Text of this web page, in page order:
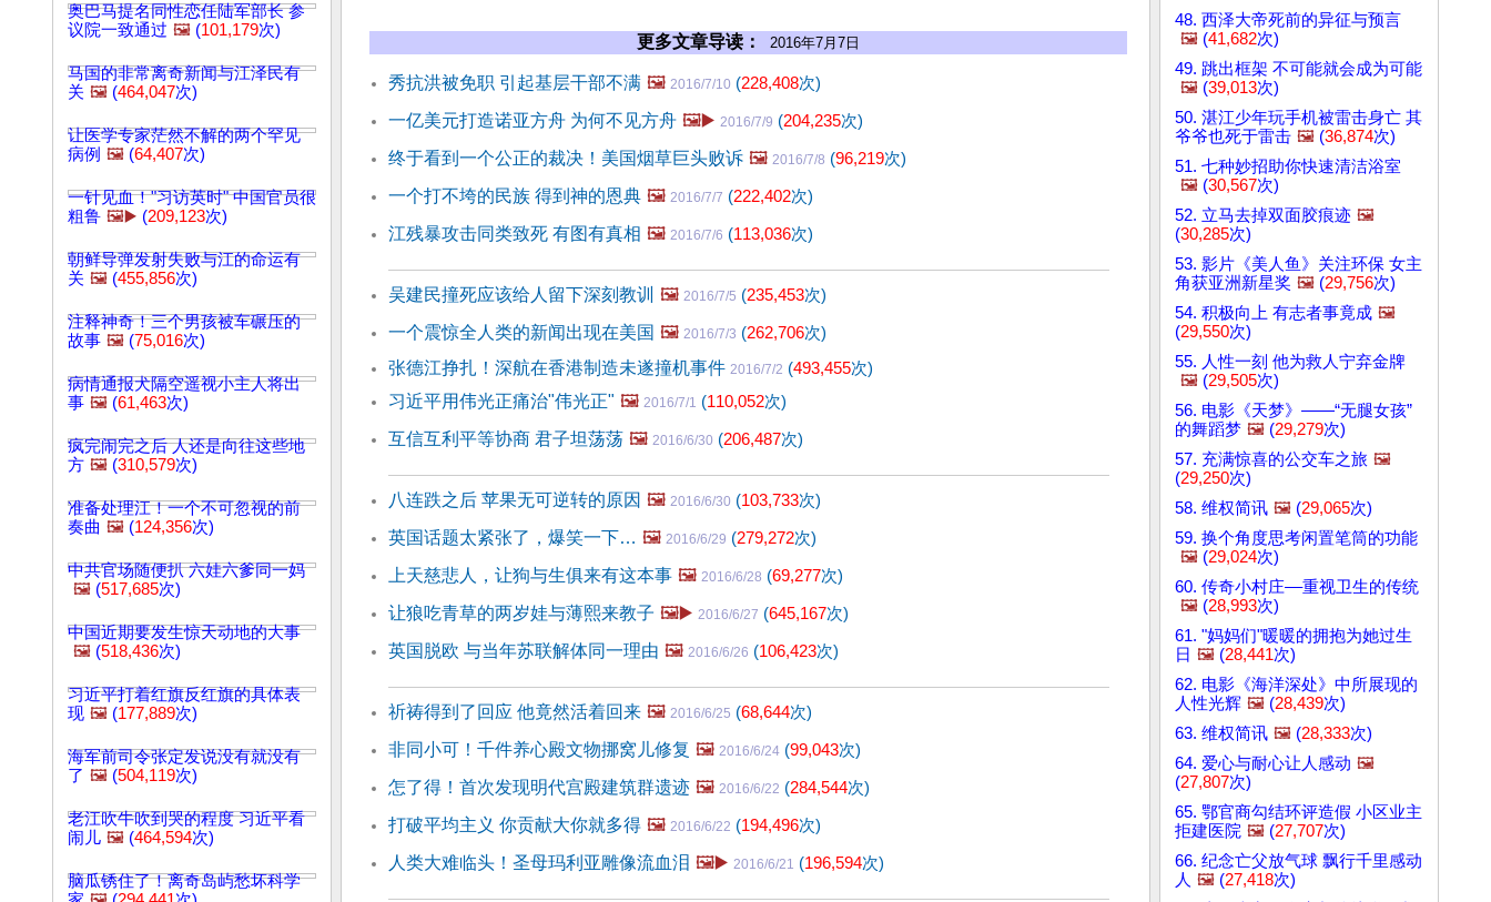
奥巴马提名同性恋任陆军部长 参
议院一致通过 🖼️ (101,179次)
马国的非常离奇新闻与江泽民有
关 🖼️ (464,047次)
让医学专家茫然不解的两个罕见
病例 🖼️ (64,407次)
一针见血！"习访英时" 中国官员很
粗鲁 🖼️▶️ (209,123次)
朝鲜导弹发射失败与江的命运有
关 🖼️ (455,856次)
注释神奇！三个男孩被车碾压的
故事 🖼️ (75,016次)
病情通报犬隔空遥视小主人将出
事 🖼️ (61,463次)
疯完闹完之后 人还是向往这些地
方 🖼️ (310,579次)
准备处理江！一个不可忽视的前
奏曲 🖼️ (124,356次)
中共官场随便扒 六娃六爹同一妈
🖼️ (517,685次)
中国近期要发生惊天动地的大事
🖼️ (518,436次)
习近平打着红旗反红旗的具体表
现 🖼️ (177,889次)
海军前司令张定发说没有就没有
了 🖼️ (504,119次)
老江吹牛吹到哭的程度 习近平看
闹儿 🖼️ (464,594次)
脑瓜锈住了！离奇岛屿愁坏科学
更多文章导读： 2016年7月7日
秀抗洪被免职 引起基层干部不满 🖼️ 2016/7/10 (228,408次)
一亿美元打造诺亚方舟 为何不见方舟 🖼️▶️ 2016/7/9 (204,235次)
终于看到一个公正的裁决！美国烟草巨头败诉 🖼️ 2016/7/8 (96,219次)
一个打不垮的民族 得到神的恩典 🖼️ 2016/7/7 (222,402次)
江残暴攻击同类致死 有图有真相 🖼️ 2016/7/6 (113,036次)
吴建民撞死应该给人留下深刻教训 🖼️ 2016/7/5 (235,453次)
一个震惊全人类的新闻出现在美国 🖼️ 2016/7/3 (262,706次)
张德江挣扎！深航在香港制造未遂撞机事件 2016/7/2 (493,455次)
习近平用伟光正痛治"伟光正" 🖼️ 2016/7/1 (110,052次)
互信互利平等协商 君子坦荡荡 🖼️ 2016/6/30 (206,487次)
八连跌之后 苹果无可逆转的原因 🖼️ 2016/6/30 (103,733次)
英国话题太紧张了，爆笑一下… 🖼️ 2016/6/29 (279,272次)
上天慈悲人，让狗与生俱来有这本事 🖼️ 2016/6/28 (69,277次)
让狼吃青草的两岁娃与薄熙来教子 🖼️▶️ 2016/6/27 (645,167次)
英国脱欧 与当年苏联解体同一理由 🖼️ 2016/6/26 (106,423次)
祈祷得到了回应 他竟然活着回来 🖼️ 2016/6/25 (68,644次)
非同小可！千件养心殿文物挪窝儿修复 🖼️ 2016/6/24 (99,043次)
怎了得！首次发现明代宫殿建筑群遗迹 🖼️ 2016/6/22 (284,544次)
打破平均主义 你贡献大你就多得 🖼️ 2016/6/22 (194,496次)
人类大难临头！圣母玛利亚雕像流血泪 🖼️▶️ 2016/6/21 (196,594次)
48. 西泽大帝死前的异征与预言
🖼️ (41,682次)
49. 跳出框架 不可能就会成为可能
🖼️ (39,013次)
50. 湛江少年玩手机被雷击身亡 其
爷爷也死于雷击 🖼️ (36,874次)
51. 七种妙招助你快速清洁浴室
🖼️ (30,567次)
52. 立马去掉双面胶痕迹 🖼️
(30,285次)
53. 影片《美人鱼》关注环保 女主
角获亚洲新星奖 🖼️ (29,756次)
54. 积极向上 有志者事竟成 🖼️
(29,550次)
55. 人性一刻 他为救人宁弃金牌
🖼️ (29,505次)
56. 电影《天梦》——“无腿女孩”
的舞蹈梦 🖼️ (29,279次)
57. 充满惊喜的公交车之旅 🖼️
(29,250次)
58. 维权简讯 🖼️ (29,065次)
59. 换个角度思考闲置笔筒的功能
🖼️ (29,024次)
60. 传奇小村庄––重视卫生的传统
🖼️ (28,993次)
61. "妈妈们"暖暖的拥抱为她过生
日 🖼️ (28,441次)
62. 电影《海洋深处》中所展现的
人性光辉 🖼️ (28,439次)
63. 维权简讯 🖼️ (28,333次)
64. 爱心与耐心让人感动 🖼️
(27,807次)
65. 鄂官商勾结环评造假 小区业主
拒建医院 🖼️ (27,707次)
66. 纪念亡父放气球 飘行千里感动
人 🖼️ (27,418次)